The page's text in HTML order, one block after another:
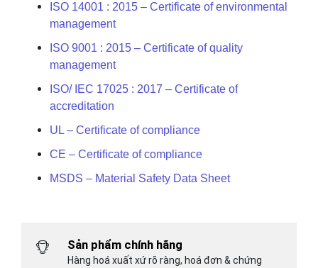
ISO 14001 : 2015 – Certificate of environmental
management
ISO 9001 : 2015 – Certificate of quality
management
ISO/ IEC 17025 : 2017 – Certificate of
accreditation
UL – Certificate of compliance
CE – Certificate of compliance
MSDS – Material Safety Data Sheet
Sản phẩm chính hãng
Hàng hoá xuất xứ rõ ràng, hoá đơn & chứng